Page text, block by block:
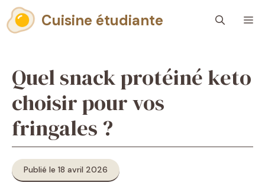
Aller
au
contenu
Cuisine étudiante
Quel snack protéiné keto
choisir pour vos
fringales ?
Publié le 18 avril 2026